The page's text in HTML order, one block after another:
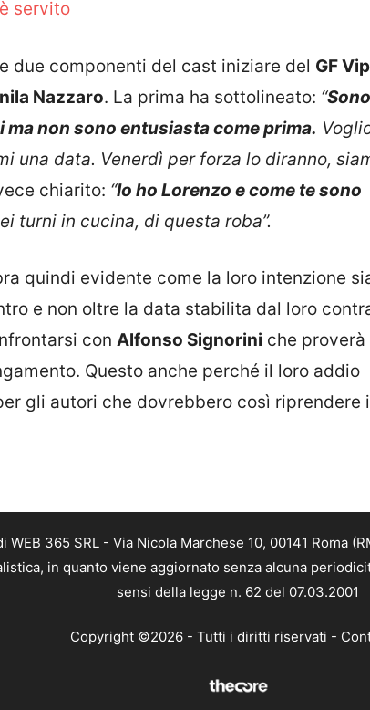
servito
due componenti del cast iniziare del GF Vip
Nazzaro. La prima ha sottolineato: “Sono
non sono entusiasta come prima.
una data. Venerdì per forza lo diranno,
chiarito: “Io ho Lorenzo e come te sono
turni in cucina, di questa roba”.
quindi evidente come la loro intenzione
e non oltre la data stabilita dal loro
con Alfonso Signorini che proverà
Questo anche perché il loro addio
gli autori che dovrebbero così riprendere i
365 SRL - Via Nicola Marchese 10, 00141 Roma
in quanto viene aggiornato senza alcuna
sensi della legge n. 62 del 07.03.2001
Copyright ©2026 - Tutti i diritti riservati -